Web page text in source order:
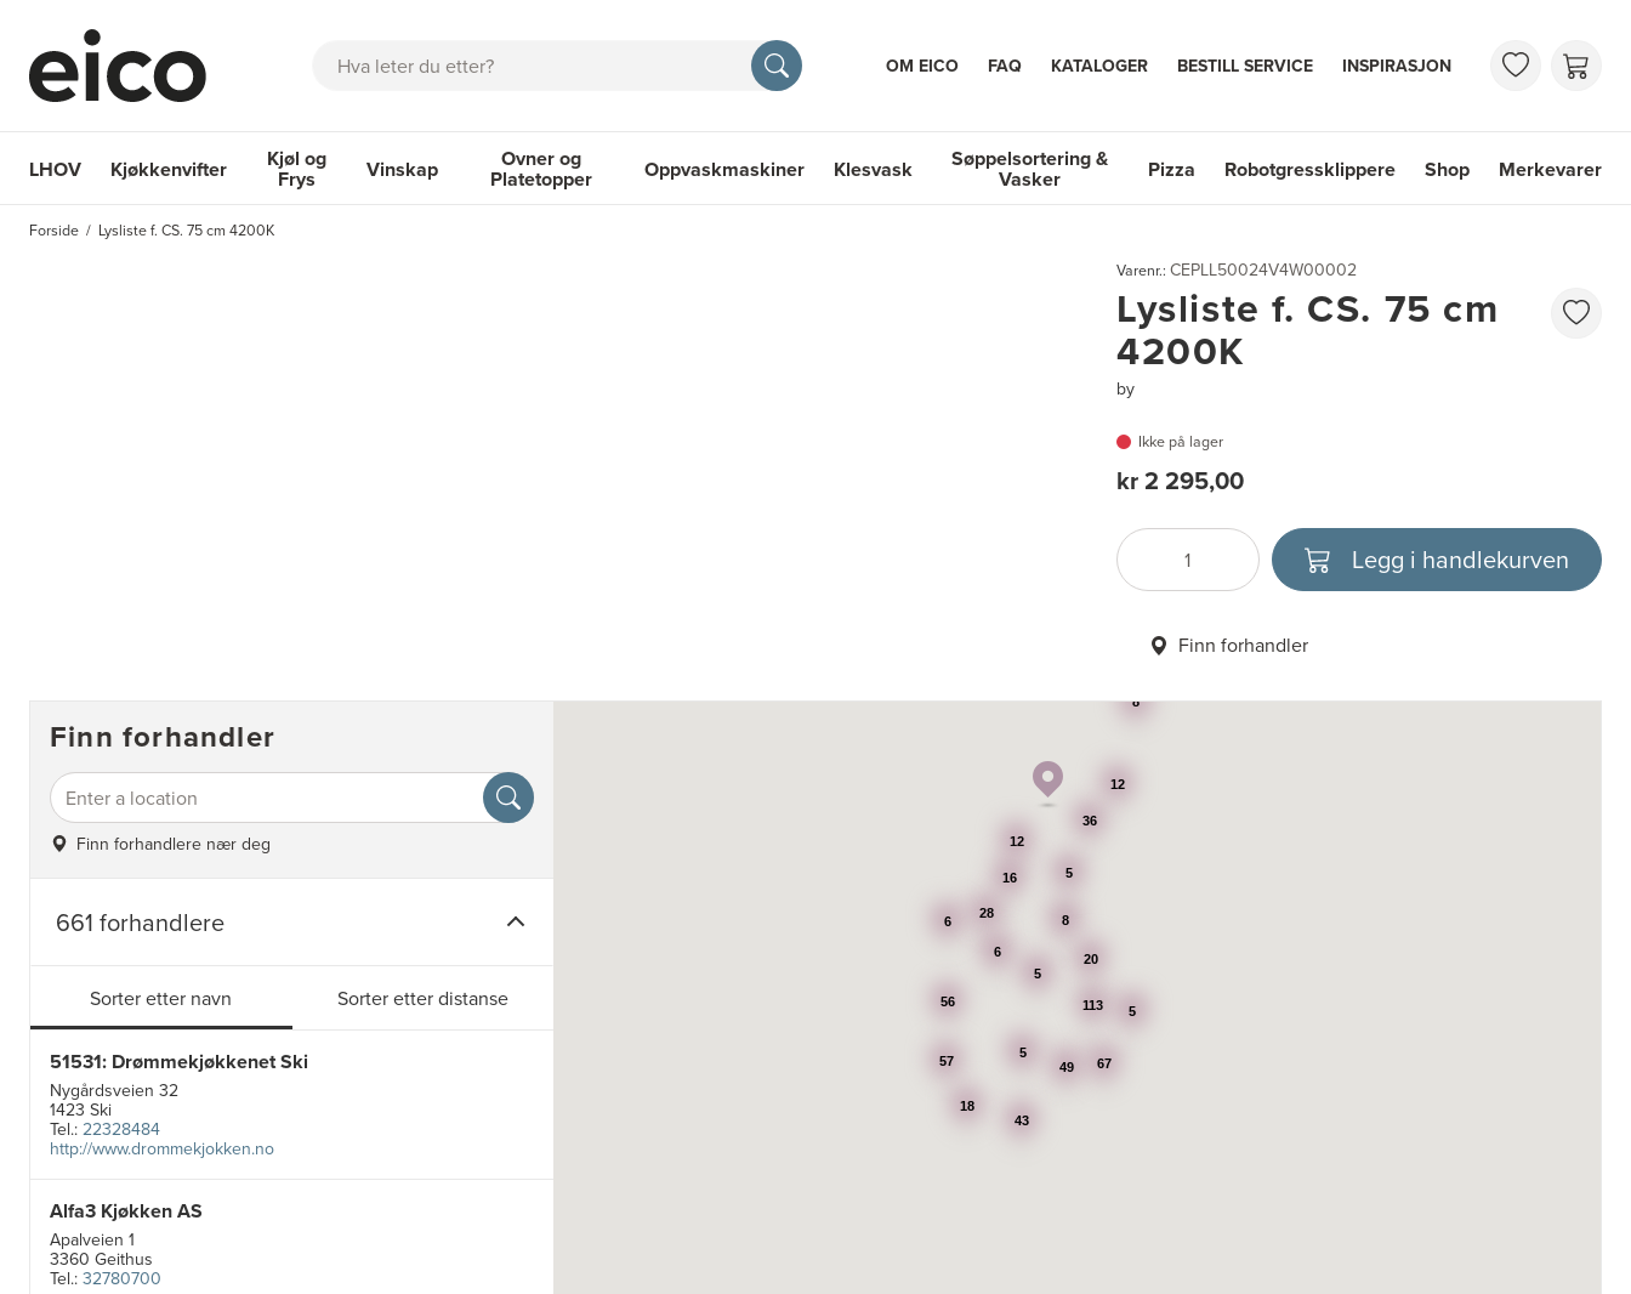
Søk OM EICO FAQ KATALOGER BESTILL SERVICE INSPIRASJON
LHOV Kjøkkenvifter
Kjøkkenvifter
Kjøl og
Frys
Kjøl og Frys
Vinskap Ovner og
Platetopper Oppvaskmaskiner Klesvask Søppelsortering &
Vasker Pizza Robotgressklippere Shop Merkevarer
Forside
Lysliste f. CS. 75 cm 4200K
Varenr.: CEPLL50024V4W00002
Lysliste f. CS. 75 cm
4200K
by
Ikke på lager
kr 2 295,00
Antall
Velg enhet Legg i handlekurven
Finn forhandler
Finn forhandler
Finn forhandlere nær deg
661 forhandlere
Sorter etter navn Sorter etter distanse
51531: Drømmekjøkkenet Ski
Nygårdsveien 32
1423 Ski
Tel.:22328484
http://www.drommekjokken.no
Alfa3 Kjøkken AS
Apalveien 1
3360 Geithus
Tel.:32780700
49
113
56
57
8
67
28
12
43
36
6
12
5
8
20
5
18
5
6
5
16